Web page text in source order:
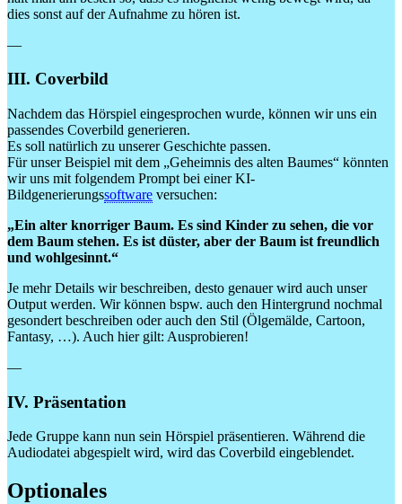
dies sonst auf der Aufnahme zu hören ist.
—
III. Coverbild
Nachdem das Hörspiel eingesprochen wurde, können wir uns ein
passendes Coverbild generieren.
Es soll natürlich zu unserer Geschichte passen.
Für unser Beispiel mit dem „Geheimnis des alten Baumes“ könnten
wir uns mit folgendem Prompt bei einer KI-
Bildgenerierungssoftware versuchen:
„Ein alter knorriger Baum. Es sind Kinder zu sehen, die vor
dem Baum stehen. Es ist düster, aber der Baum ist freundlich
und wohlgesinnt.“
Je mehr Details wir beschreiben, desto genauer wird auch unser
Output werden. Wir können bspw. auch den Hintergrund nochmal
gesondert beschreiben oder auch den Stil (Ölgemälde, Cartoon,
Fantasy, …). Auch hier gilt: Ausprobieren!
—
IV. Präsentation
Jede Gruppe kann nun sein Hörspiel präsentieren. Während die
Audiodatei abgespielt wird, wird das Coverbild eingeblendet.
Optionales